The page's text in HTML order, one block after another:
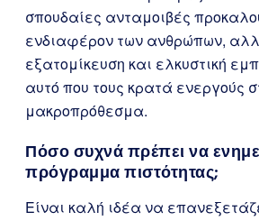
σπουδαίες ανταμοιβές
ενδιαφέρον των ανθρώπων,
εξατομίκευση και ελκυστική
αυτό που τους κρατά ενεργούς
μακροπρόθεσμα.
Πόσο συχνά πρέπει να
πρόγραμμα πιστότητας;
Είναι καλή ιδέα να